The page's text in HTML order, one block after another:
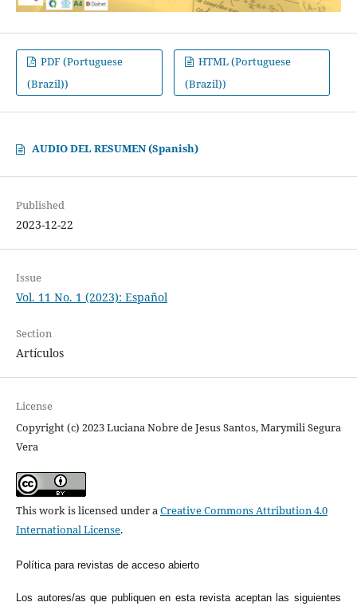
PDF (Portuguese
(Brazil))
HTML (Portuguese
(Brazil))
AUDIO DEL RESUMEN (Spanish)
Published
2023-12-22
Issue
Vol. 11 No. 1 (2023): Español
Section
Artículos
License
Copyright (c) 2023 Luciana Nobre de Jesus Santos, Marymili Segura
Vera
This work is licensed under aCreative Commons Attribution 4.0
International License.
Política para revistas de acceso abierto
Los autores/as que publiquen en esta revista aceptan las siguientes